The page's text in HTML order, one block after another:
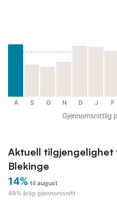
A S O N D J F
Gjennomsnittlig
Aktuell
Blekinge
14% til august
49% årlig gjennomsnitt